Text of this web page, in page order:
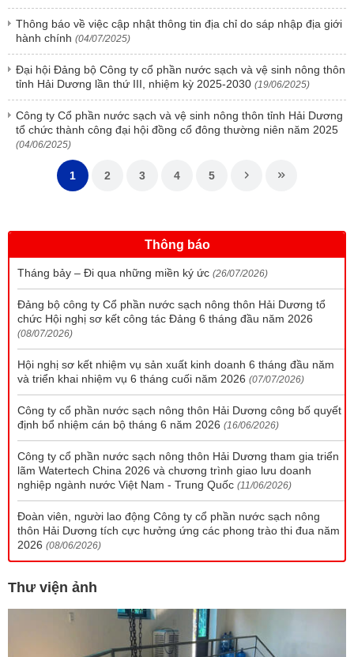
Thông báo về việc cập nhật thông tin địa chỉ do sáp nhập địa giới
hành chính (04/07/2025)
Đại hội Đảng bộ Công ty cổ phần nước sạch và vệ sinh nông thôn
tỉnh Hải Dương lần thứ III, nhiệm kỳ 2025-2030 (19/06/2025)
Công ty Cổ phần nước sạch và vệ sinh nông thôn tỉnh Hải Dương
tổ chức thành công đại hội đồng cổ đông thường niên năm 2025
(04/06/2025)
1 2 3 4 5
Thông báo
Tháng bảy – Đi qua những miền ký ức (26/07/2026)
Đảng bộ công ty Cổ phần nước sạch nông thôn Hải Dương tổ
chức Hội nghị sơ kết công tác Đảng 6 tháng đầu năm 2026
(08/07/2026)
Hội nghị sơ kết nhiệm vụ sản xuất kinh doanh 6 tháng đầu năm
và triển khai nhiệm vụ 6 tháng cuối năm 2026 (07/07/2026)
Công ty cổ phần nước sạch nông thôn Hải Dương công bố quyết
định bổ nhiệm cán bộ tháng 6 năm 2026 (16/06/2026)
Công ty cổ phần nước sạch nông thôn Hải Dương tham gia triển
lãm Watertech China 2026 và chương trình giao lưu doanh
nghiệp ngành nước Việt Nam - Trung Quốc (11/06/2026)
Đoàn viên, người lao động Công ty cổ phần nước sạch nông
thôn Hải Dương tích cực hưởng ứng các phong trào thi đua năm
2026 (08/06/2026)
Thư viện ảnh